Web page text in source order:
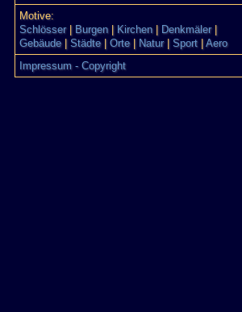
Motive:
Schlösser| Burgen| Kirchen| Denkmäler|
Gebäude| Städte| Orte| Natur| Sport
Aero
Impressum - Copyright